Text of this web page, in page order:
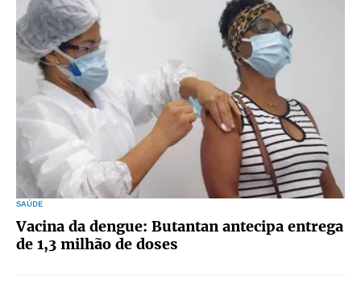
SAÚDE
Vacina da dengue: Butantan antecipa entrega
de 1,3 milhão de doses